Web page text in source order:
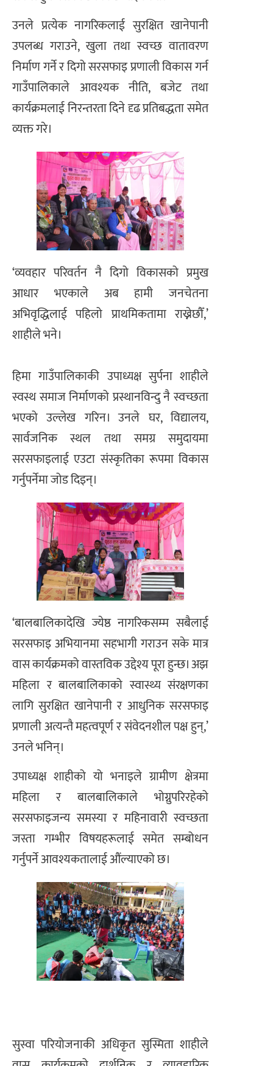
उनले प्रत्येक नागरिकलाई सुरक्षित खानेपानी
उपलब्ध गराउने, खुला तथा स्वच्छ वातावरण
निर्माण गर्ने र दिगो सरसफाइ प्रणाली विकास गर्न
गाउँपालिकाले आवश्यक नीति, बजेट तथा
कार्यक्रमलाई निरन्तरता दिने दृढ प्रतिबद्धता समेत
व्यक्त गरे।
‘व्यवहार परिवर्तन नै दिगो विकासको प्रमुख
आधार भएकाले अब हामी जनचेतना
अभिवृद्धिलाई पहिलो प्राथमिकतामा राख्नेछौँ,’
शाहीले भने।
हिमा गाउँपालिकाकी उपाध्यक्ष सुर्पना शाहीले
स्वस्थ समाज निर्माणको प्रस्थानविन्दु नै स्वच्छता
भएको उल्लेख गरिन। उनले घर, विद्यालय,
सार्वजनिक स्थल तथा समग्र समुदायमा
सरसफाइलाई एउटा संस्कृतिका रूपमा विकास
गर्नुपर्नेमा जोड दिइन्।
‘बालबालिकादेखि ज्येष्ठ नागरिकसम्म सबैलाई
सरसफाइ अभियानमा सहभागी गराउन सके मात्र
वास कार्यक्रमको वास्तविक उद्देश्य पूरा हुन्छ। अझ
महिला र बालबालिकाको स्वास्थ्य संरक्षणका
लागि सुरक्षित खानेपानी र आधुनिक सरसफाइ
प्रणाली अत्यन्तै महत्वपूर्ण र संवेदनशील पक्ष हुन्,’
उनले भनिन्।
उपाध्यक्ष शाहीको यो भनाइले ग्रामीण क्षेत्रमा
महिला र बालबालिकाले भोग्नुपरिरहेको
सरसफाइजन्य समस्या र महिनावारी स्वच्छता
जस्ता गम्भीर विषयहरूलाई समेत सम्बोधन
गर्नुपर्ने आवश्यकतालाई औंल्याएको छ।
​सुस्वा परियोजनाकी अधिकृत सुस्मिता शाहीले